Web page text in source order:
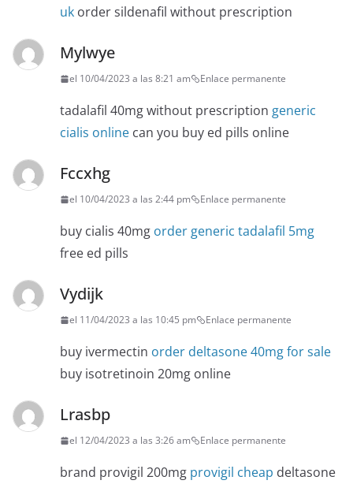
uk order sildenafil without prescription
Mylwye
el 10/04/2023 a las 8:21 am Enlace permanente
tadalafil 40mg without prescription generic
cialis online can you buy ed pills online
Fccxhg
el 10/04/2023 a las 2:44 pm Enlace permanente
buy cialis 40mg order generic tadalafil 5mg
free ed pills
Vydijk
el 11/04/2023 a las 10:45 pm Enlace permanente
buy ivermectin order deltasone 40mg for sale
buy isotretinoin 20mg online
Lrasbp
el 12/04/2023 a las 3:26 am Enlace permanente
brand provigil 200mg provigil cheap deltasone